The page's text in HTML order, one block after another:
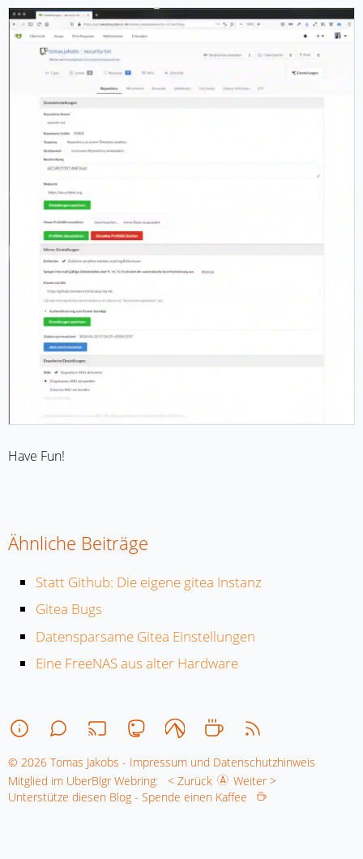
Have Fun!
Ähnliche Beiträge
Statt Github: Die eigene gitea Instanz
Gitea Bugs
Datensparsame Gitea Einstellungen
Eine FreeNAS aus alter Hardware
© 2026 Tomas Jakobs - Impressum und Datenschutzhinweis
Mitglied im UberBlgr Webring:
< Zurück
Weiter >
Unterstütze diesen Blog - Spende einen Kaffee